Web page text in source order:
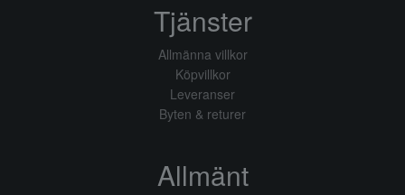
Tjänster
Allmänna villkor
Köpvillkor
Leveranser
Byten & returer
Allmänt